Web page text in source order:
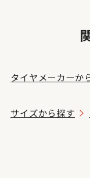
タイヤメーカーか
サイズから探す